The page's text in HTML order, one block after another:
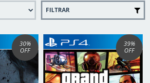
FILTRAR
30%
OFF
39%
OFF